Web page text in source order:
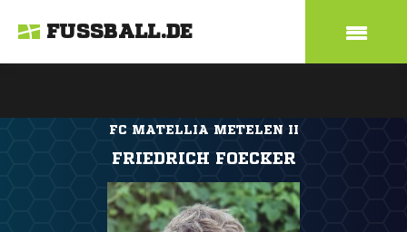
FUSSBALL.DE
FC MATELLIA METELEN II
FRIEDRICH FOECKER